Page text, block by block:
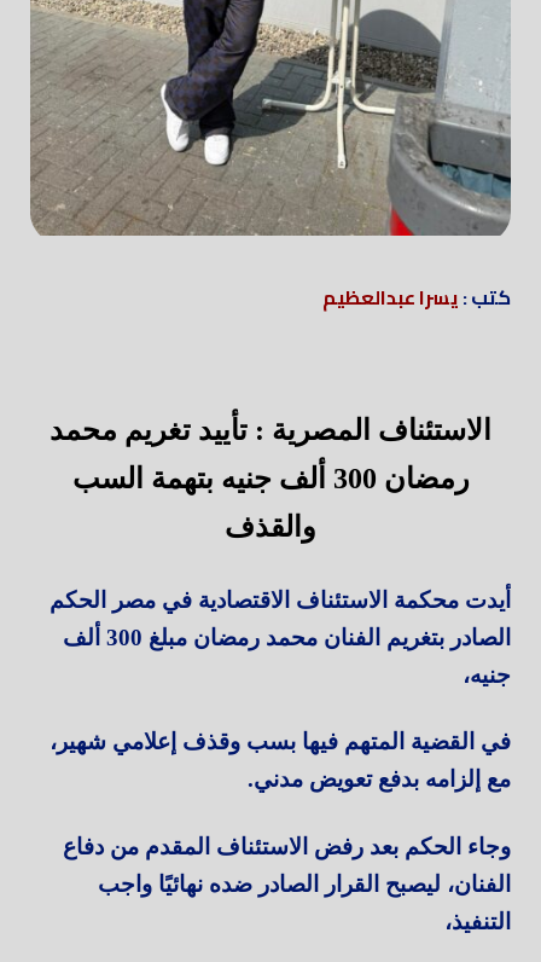
كتب :يسرا عبدالعظيم
الاستئناف المصرية : تأييد تغريم محمد
رمضان 300 ألف جنيه بتهمة السب
والقذف
أيدت محكمة الاستئناف الاقتصادية في مصر الحكم
الصادر بتغريم الفنان محمد رمضان مبلغ 300 ألف
جنيه،
في القضية المتهم فيها بسب وقذف إعلامي شهير،
مع إلزامه بدفع تعويض مدني.
وجاء الحكم بعد رفض الاستئناف المقدم من دفاع
الفنان، ليصبح القرار الصادر ضده نهائيًا واجب
التنفيذ،